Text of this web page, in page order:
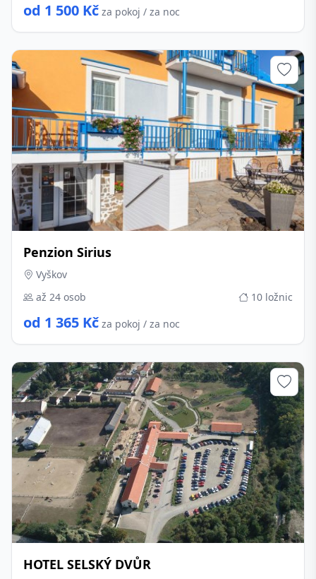
od 1 500 Kč za pokoj / za noc
Penzion Sirius
Vyškov
až 24 osob
10 ložnic
od 1 365 Kč za pokoj / za noc
HOTEL SELSKÝ DVŮR